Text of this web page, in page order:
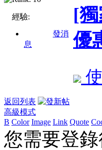
經驗:
發消
息
[
優
返回列表
高級模式
B Color Image Link Quote
您需要登